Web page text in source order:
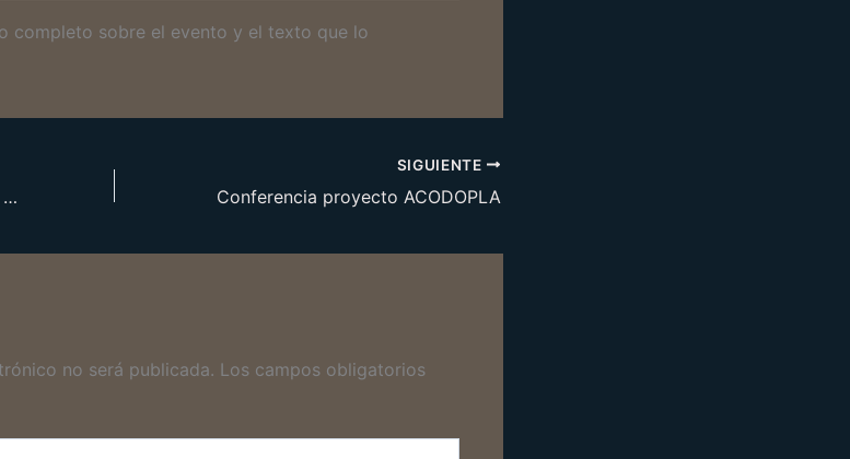
completo sobre el evento y el texto que lo
Call for Papers “Phenomenology and Social Critique”
SIGUIENTE
Conferencia proyecto ACODOPLA
no será publicada. Los campos obligatorios